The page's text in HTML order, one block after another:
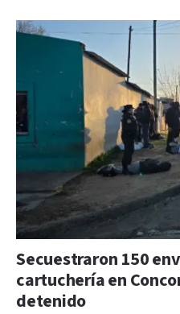
Secuestraron 150
cartuchería en
detenido